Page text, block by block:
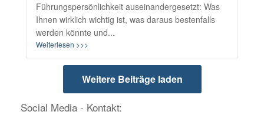
Führungspersönlichkeit auseinandergesetzt: Was
Ihnen wirklich wichtig ist, was daraus bestenfalls
werden könnte und...
Weiterlesen >>>
Weitere Beiträge laden
Social Media - Kontakt: